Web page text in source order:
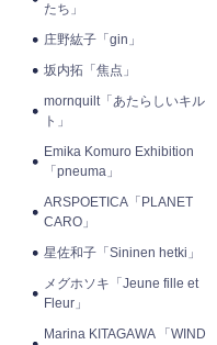
たち」
庄野紘子「gin」
坂内拓「焦点」
mornquilt「あたらしいキル
ト」
Emika Komuro Exhibition
「pneuma」
ARSPOETICA「PLANET
CARO」
星佐和子「Sininen hetki」
メグホソキ「Jeune fille et
Fleur」
Marina KITAGAWA 「WIND